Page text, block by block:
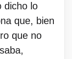
dicho lo
que, bien
que no